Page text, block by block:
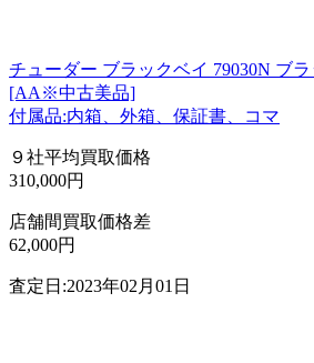
チューダー ブラックベイ 79030N ブ
[AA※中古美品]
付属品:内箱、外箱、保証書、コマ
９社平均買取価格
310,000円
店舗間買取価格差
62,000円
査定日:2023年02月01日